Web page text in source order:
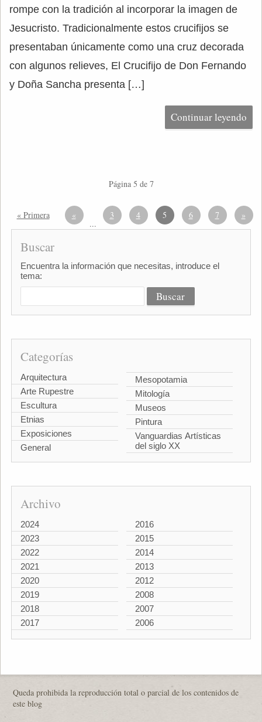
rompe con la tradición al incorporar la imagen de
Jesucristo. Tradicionalmente estos crucifijos se
presentaban únicamente como una cruz decorada
con algunos relieves, El Crucifijo de Don Fernando
y Doña Sancha presenta […]
Continuar leyendo
Página 5 de 7
« Primera «
...
3 4 5 6 7 »
Buscar
Encuentra la información que necesitas, introduce el
tema:
Categorías
Arquitectura
Arte Rupestre
Escultura
Etnias
Exposiciones
General
Mesopotamia
Mitología
Museos
Pintura
Vanguardias Artísticas
del siglo XX
Archivo
2024
2023
2022
2021
2020
2019
2018
2017
2016
2015
2014
2013
2012
2008
2007
2006
Queda prohibida la reproducción total o parcial de los contenidos de
este blog